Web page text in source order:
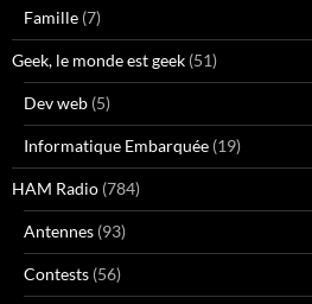
Famille (7)
Geek, le monde est geek (51)
Dev web (5)
Informatique Embarquée (19)
HAM Radio (784)
Antennes (93)
Contests (56)